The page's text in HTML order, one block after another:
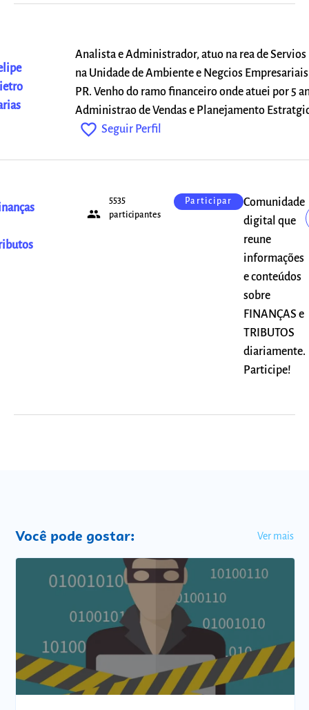
Analista e Administrador, atuo na rea de Servios
na Unidade de Ambiente e Negcios Empresariais
PR. Venho do ramo financeiro onde atuei por 5
Administrao de Vendas e Planejamento
favorite_outline Seguir Perfil
people
5535
participantes
Participar
Comunidade
digital que
reune
informações
e conteúdos
sobre
FINANÇAS e
TRIBUTOS
diariamente.
Participe!
Você pode gostar: Ver mais